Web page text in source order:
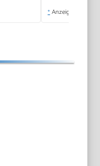
* Anzeige